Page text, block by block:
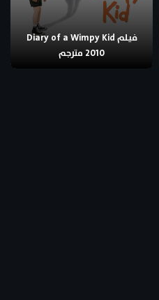
فيلم Diary of a Wimpy Kid
2010 مترجم